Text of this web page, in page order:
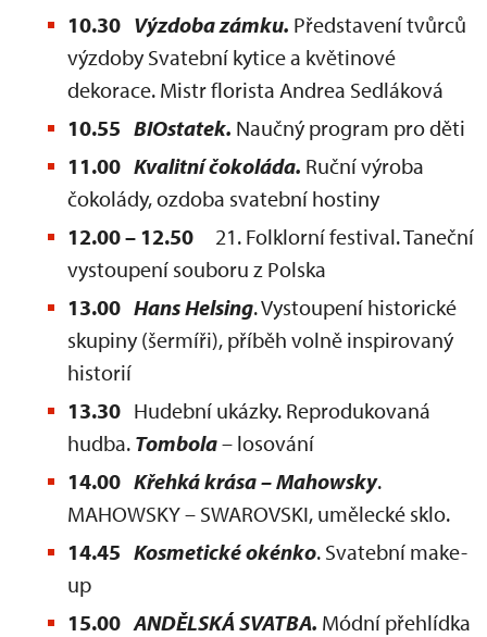
10.30 Výzdoba zámku. Představení tvůrců
výzdoby Svatební kytice a květinové
dekorace. Mistr florista Andrea Sedláková
10.55 BIOstatek. Naučný program pro děti
11.00 Kvalitní čokoláda. Ruční výroba
čokolády, ozdoba svatební hostiny
12.00 – 12.50 21. Folklorní festival. Taneční
vystoupení souboru z Polska
13.00 Hans Helsing. Vystoupení historické
skupiny (šermíři), příběh volně inspirovaný
historií
13.30 Hudební ukázky. Reprodukovaná
hudba. Tombola– losování
14.00 Křehká krása – Mahowsky.
MAHOWSKY – SWAROVSKI, umělecké sklo.
14.45 Kosmetické okénko. Svatební make-
up
15.00 ANDĚLSKÁ SVATBA. Módní přehlídka